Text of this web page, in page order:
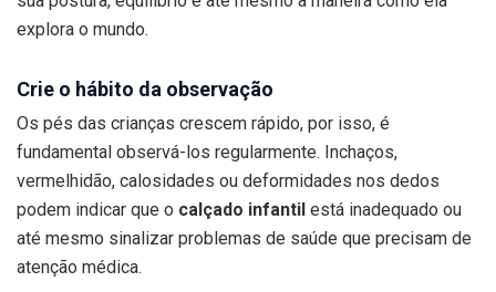
explora o mundo.
Crie o hábito da observação
Os pés das crianças crescem rápido, por isso, é
fundamental observá-los regularmente. Inchaços,
vermelhidão, calosidades ou deformidades nos dedos
podem indicar que o calçado infantil está inadequado ou
até mesmo sinalizar problemas de saúde que precisam de
atenção médica.